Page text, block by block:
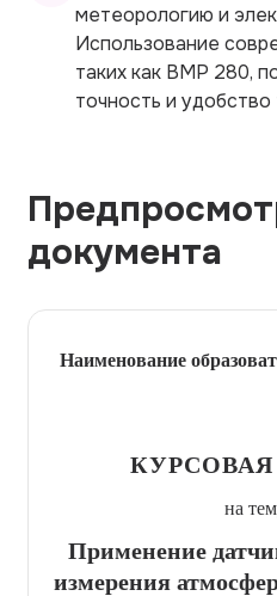
метеорологию и
Использование
таких как BMP 280,
точность и удобство
документа
Наименование
КУРСОВАЯ
на
Применение
измерения